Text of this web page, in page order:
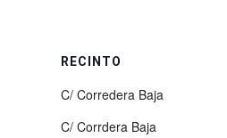
RECINTO
C/ Corredera Baja
C/ Corrdera Baja